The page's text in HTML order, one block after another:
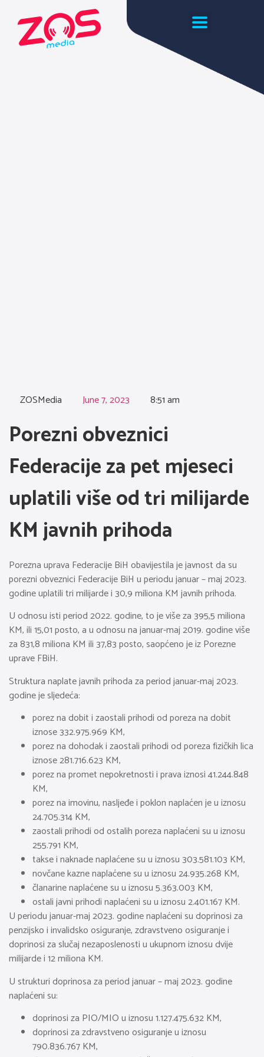
ZOSMedia June 7, 2023 8:51 am
Porezni obveznici
Federacije za pet mjeseci
uplatili više od tri milijarde
KM javnih prihoda
Porezna uprava Federacije BiH obavijestila je javnost da su
porezni obveznici Federacije BiH u periodu januar – maj 2023.
godine uplatili tri milijarde i 30,9 miliona KM javnih prihoda.
U odnosu isti period 2022. godine, to je više za 395,5 miliona
KM, ili 15,01 posto, a u odnosu na januar-maj 2019. godine više
za 831,8 miliona KM ili 37,83 posto, saopćeno je iz Porezne
uprave FBiH.
Struktura naplate javnih prihoda za period januar-maj 2023.
godine je sljedeća:
porez na dobit i zaostali prihodi od poreza na dobit
iznose 332.975.969 KM,
porez na dohodak i zaostali prihodi od poreza fizičkih lica
iznose 281.716.623 KM,
porez na promet nepokretnosti i prava iznosi 41.244.848
KM,
porez na imovinu, nasljeđe i poklon naplaćen je u iznosu
24.705.314 KM,
zaostali prihodi od ostalih poreza naplaćeni su u iznosu
255.791 KM,
takse i naknade naplaćene su u iznosu 303.581.103 KM,
novčane kazne naplaćene su u iznosu 24.935.268 KM,
članarine naplaćene su u iznosu 5.363.003 KM,
ostali javni prihodi naplaćeni su u iznosu 2.401.167 KM.
U periodu januar-maj 2023. godine naplaćeni su doprinosi za
penzijsko i invalidsko osiguranje, zdravstveno osiguranje i
doprinosi za slučaj nezaposlenosti u ukupnom iznosu dvije
milijarde i 12 miliona KM.
U strukturi doprinosa za period januar – maj 2023. godine
naplaćeni su:
doprinosi za PIO/MIO u iznosu 1.127.475.632 KM,
doprinosi za zdravstveno osiguranje u iznosu
790.836.767 KM,